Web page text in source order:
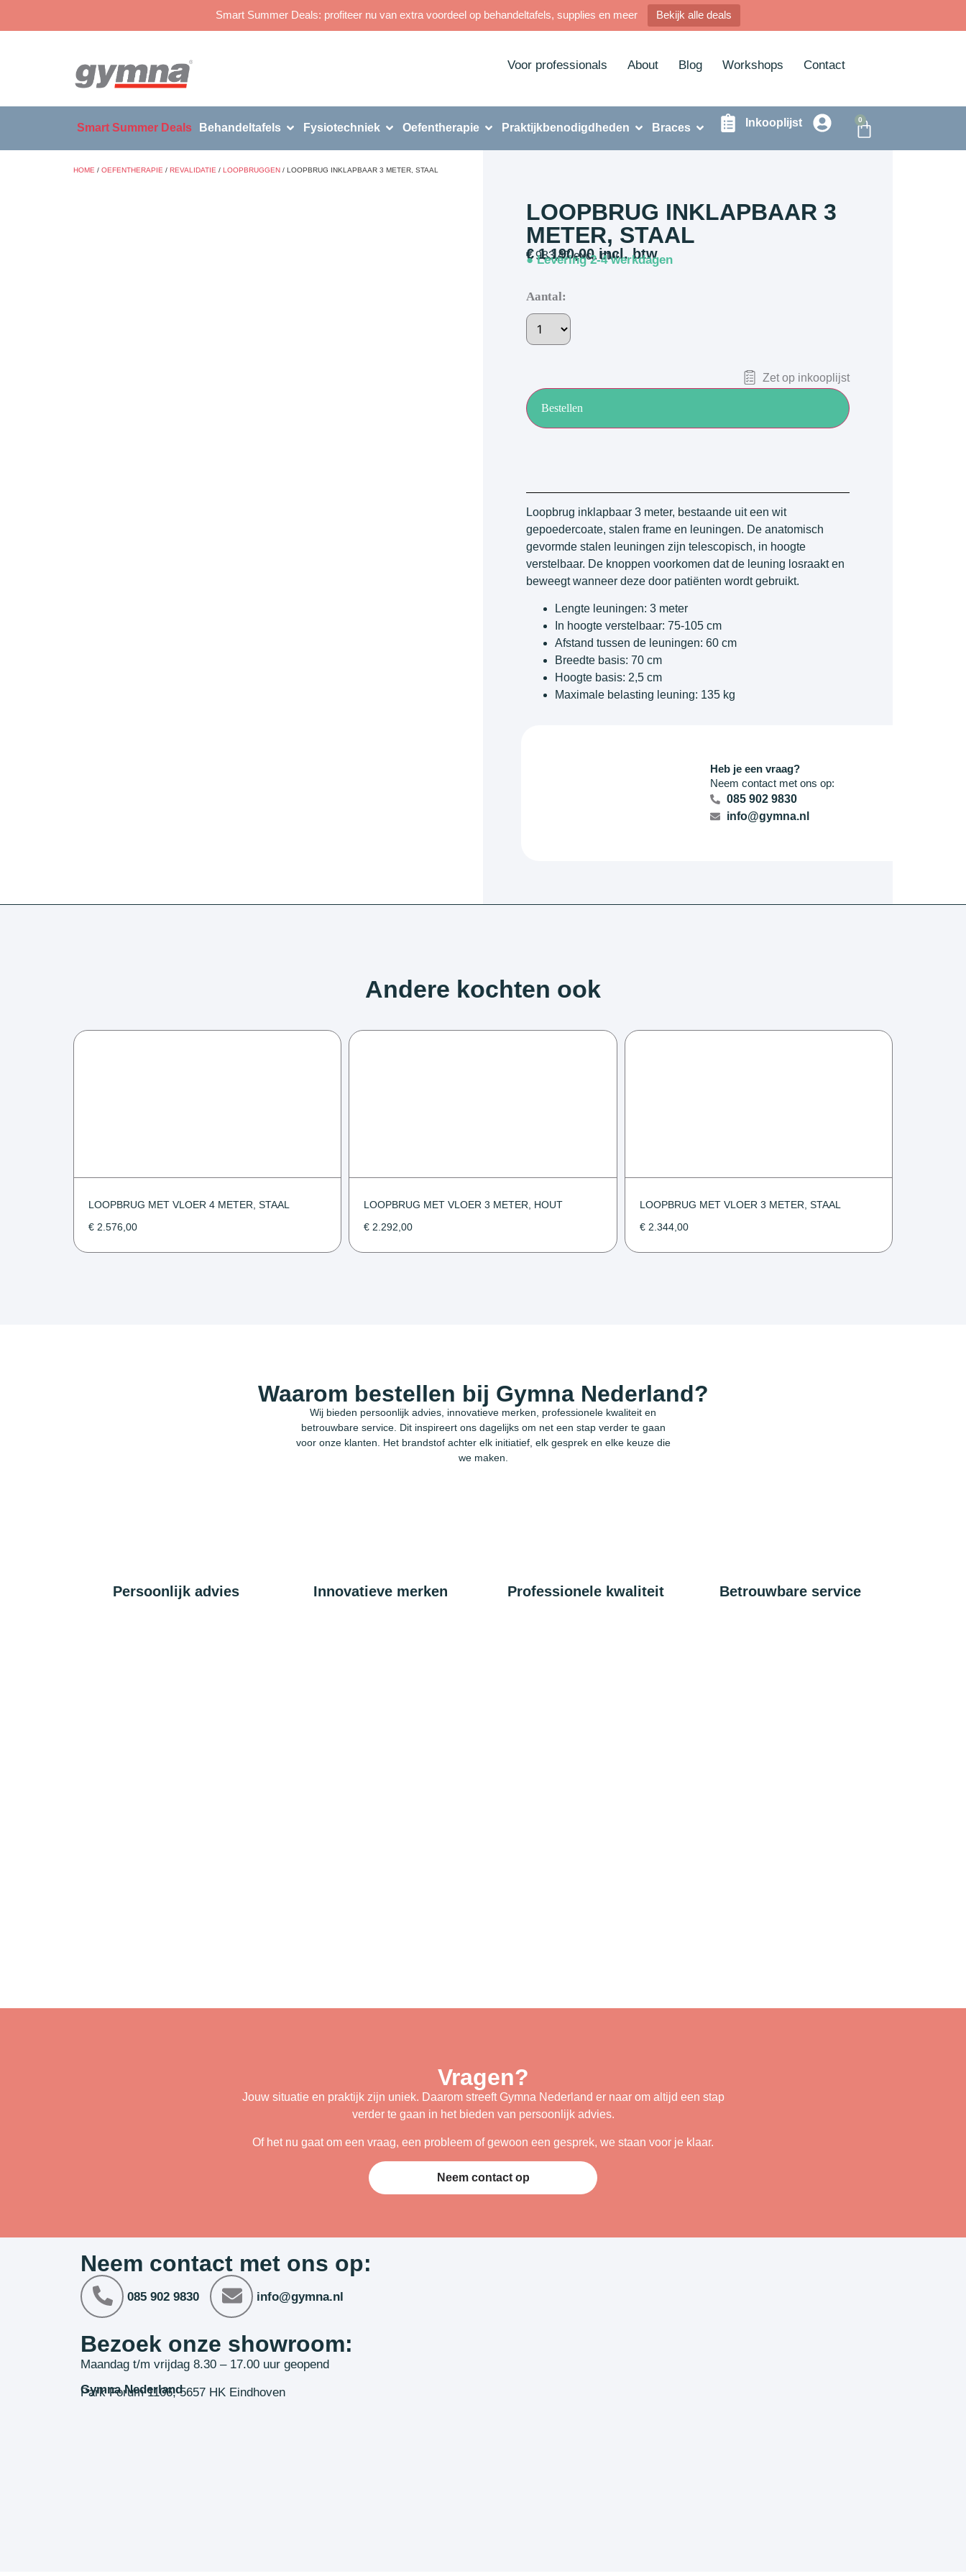
Smart Summer Deals: profiteer nu van extra voordeel op behandeltafels, supplies en meer Bekijk alle deals
Voor professionals About Blog Workshops Contact
Smart Summer Deals Behandeltafels Fysiotechniek Oefentherapie Praktijkbenodigdheden Braces Inkooplijst 0
HOME / OEFENTHERAPIE / REVALIDATIE / LOOPBRUGGEN / LOOPBRUG INKLAPBAAR 3 METER, STAAL
LOOPBRUG INKLAPBAAR 3
METER, STAAL
€1.190,00incl. btw
€983,47excl. btw
● Levering 2-4 werkdagen
Aantal:
Bestellen
Zet op inkooplijst
Loopbrug inklapbaar 3 meter, bestaande uit een wit
gepoedercoate, stalen frame en leuningen. De anatomisch
gevormde stalen leuningen zijn telescopisch, in hoogte
verstelbaar. De knoppen voorkomen dat de leuning losraakt en
beweegt wanneer deze door patiënten wordt gebruikt.
Lengte leuningen: 3 meter
In hoogte verstelbaar: 75-105 cm
Afstand tussen de leuningen: 60 cm
Breedte basis: 70 cm
Hoogte basis: 2,5 cm
Maximale belasting leuning: 135 kg
Heb je een vraag?
Neem contact met ons op:
085 902 9830
info@gymna.nl
Andere kochten ook
LOOPBRUG MET VLOER 4 METER, STAAL
€ 2.576,00
LOOPBRUG MET VLOER 3 METER, HOUT
€ 2.292,00
LOOPBRUG MET VLOER 3 METER, STAAL
€2.344,00
Waarom bestellen bij Gymna Nederland?
Wij bieden persoonlijk advies, innovatieve merken, professionele kwaliteit en
betrouwbare service. Dit inspireert ons dagelijks om net een stap verder te gaan
voor onze klanten. Het brandstof achter elk initiatief, elk gesprek en elke keuze die
we maken.
Persoonlijk advies Innovatieve merken Professionele kwaliteit Betrouwbare service
Vragen?
Jouw situatie en praktijk zijn uniek. Daarom streeft Gymna Nederland er naar om altijd een stap
verder te gaan in het bieden van persoonlijk advies.
Of het nu gaat om een vraag, een probleem of gewoon een gesprek, we staan voor je klaar.
Neem contact op
Neem contact met ons op:
085 902 9830 info@gymna.nl
Bezoek onze showroom:
Maandag t/m vrijdag 8.30 – 17.00 uur geopend
Gymna Nederland
Park Forum 1106, 5657 HK Eindhoven